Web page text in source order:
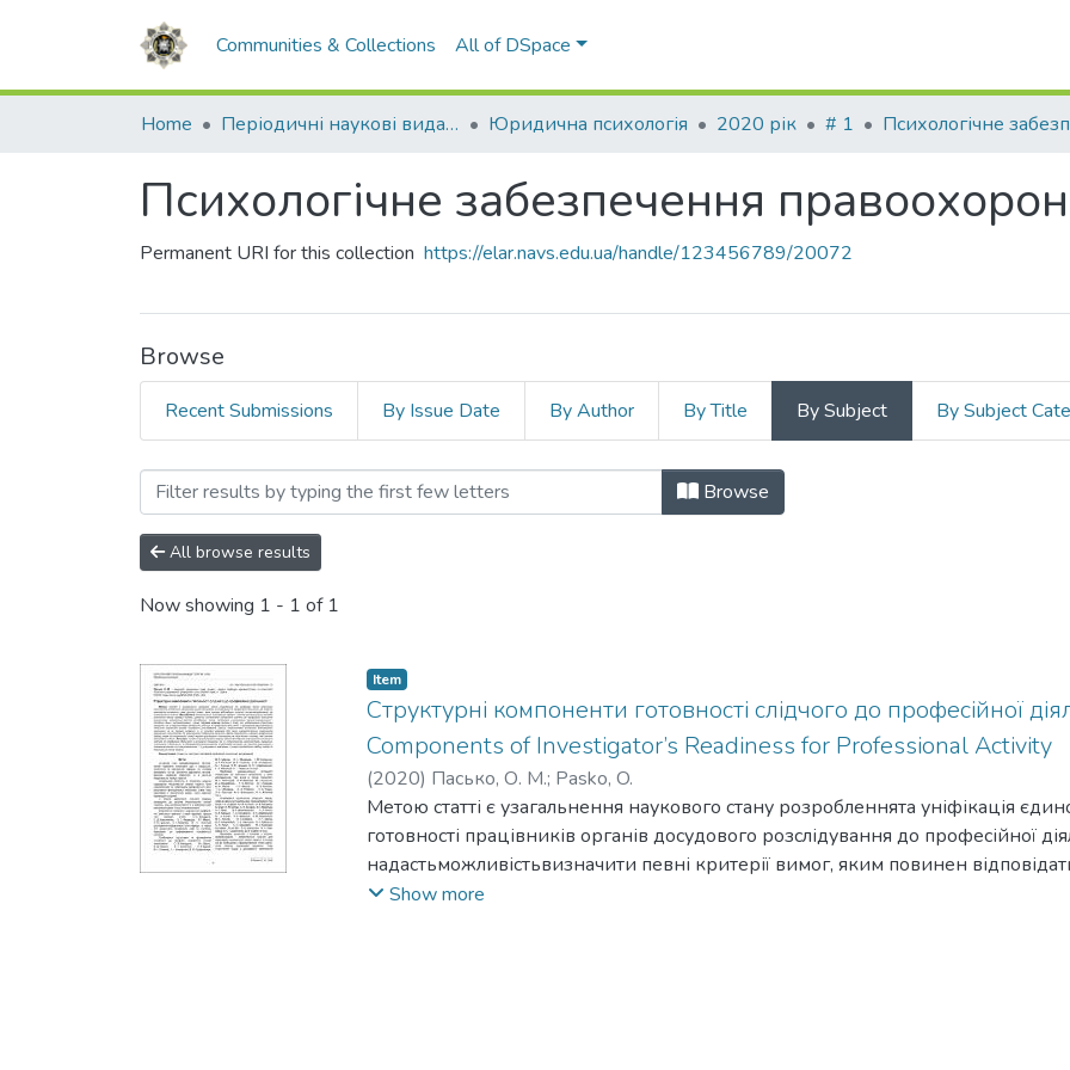
Communities & Collections All of DSpace
Home Періодичні наукові видання НАВС Юридична психологія 2020 рік # 1
Психологічне забезпечення
Permanent URI for this collection https://elar.navs.edu.ua/handle/123456789/20072
Browse
Recent Submissions By Issue Date By Author By Title By Subject By Subject
Browsing Психологічне забезпечення правоохоронної
Browse
All browse results
Now showing 1 - 1 of 1
Item
Структурні компоненти готовності слідчого до професійної
Components of Investigator’s Readiness for Professional Activity
(2020) Пасько, О. М.; Pasko, O.
Метою статті є узагальнення наукового стану розробленнята уніфікація
готовності працівників органів досудового розслідування до професійної
надастьможливістьвизначити певні критерії вимог, яким повинен
висококваліфікований та компетентний слідчий. Методологія. Для
урахуванням функціональних обов’язків працівників органів досудового
Show more